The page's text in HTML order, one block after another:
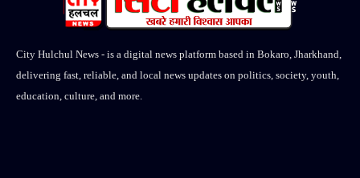
City Hulchul News - is a digital news platform based in Bokaro, Jharkhand,
delivering fast, reliable, and local news updates on politics, society, youth,
education, culture, and more.